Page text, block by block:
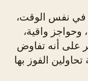
في نفس الوقت،
واقية،
على أنه تفاوض
الفوز بها